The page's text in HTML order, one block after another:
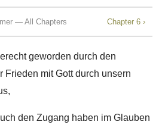
— All Chapters Chapter 6 ›
geworden durch den
Frieden mit Gott durch unsern
den Zugang haben im Glauben